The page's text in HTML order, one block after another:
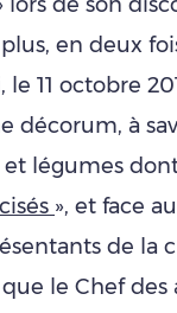
en deux
11 octobre
décorum, à
légumes
», et face
de la
le Chef des